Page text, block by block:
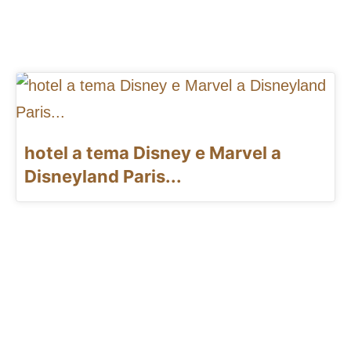
hotel a tema Disney e Marvel a
Disneyland Paris...